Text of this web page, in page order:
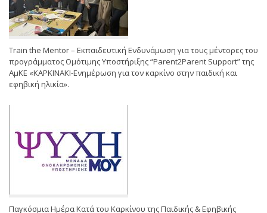
Train the Mentor – Εκπαιδευτική Ενδυνάμωση για τους μέντορες του
προγράμματος Ομότιμης Υποστήριξης “Parent2Parent Support” της
ΑμΚΕ «ΚΑΡΚΙΝΑΚΙ-Ενημέρωση για τον καρκίνο στην παιδική και
εφηβική ηλικία».
Παγκόσμια Ημέρα Κατά του Καρκίνου της Παιδικής & Εφηβικής